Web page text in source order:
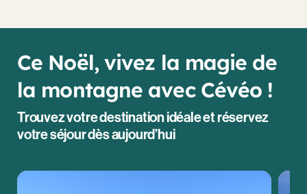
Ce Noël, vivez la magie de
la montagne avec Cévéo !
Trouvez votre destination idéale et réservez
votre séjour dès aujourd’hui